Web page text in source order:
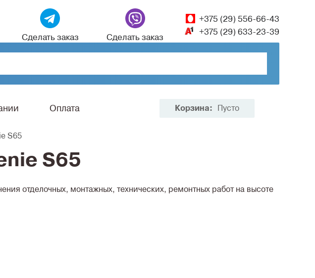
Сделать заказ Сделать заказ
+375 (29) 556-66-43
+375 (29) 633-23-39
Оплата Корзина: Пусто
S65
S65
отделочных, монтажных, технических, ремонтных работ на высоте